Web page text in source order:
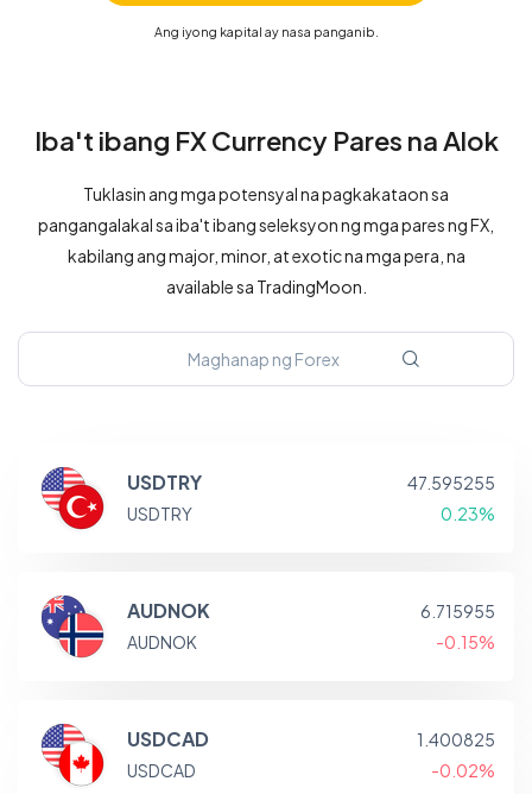
Ang iyong kapital ay nasa panganib.
Iba't ibang FX Currency Pares na Alok
Tuklasin ang mga potensyal na pagkakataon sa
pangangalakal sa iba't ibang seleksyon ng mga pares ng FX,
kabilang ang major, minor, at exotic na mga pera, na
available sa TradingMoon.
USDTRY
USDTRY
47.595255
0.23%
AUDNOK
AUDNOK
6.715955
-0.15%
USDCAD
USDCAD
1.400825
-0.02%